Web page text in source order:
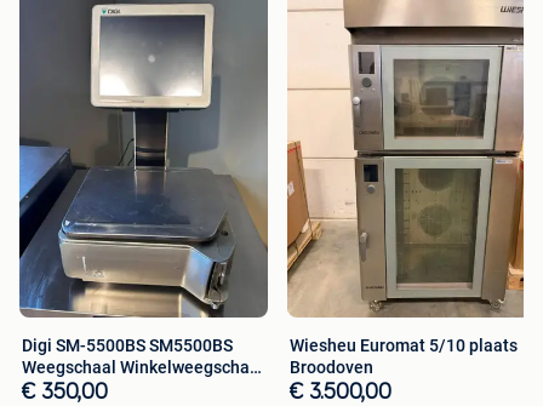
Digi SM-5500BS SM5500BS
Weegschaal Winkelweegschaal
Max. 15
€ 350,00
Wiesheu Euromat 5/10 plaats
Broodoven
€ 3.500,00